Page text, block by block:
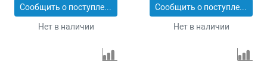
Сообщить о поступлении
Нет в наличии
Сообщить о поступлении
Нет в наличии